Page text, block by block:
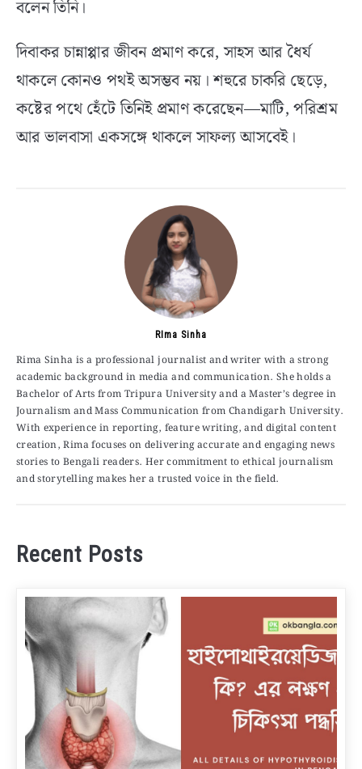
বলেন তিনি।
দিবাকর চান্নাপ্পার জীবন প্রমাণ করে, সাহস আর ধৈর্য
থাকলে কোনও পথই অসম্ভব নয়। শহুরে চাকরি ছেড়ে,
কষ্টের পথে হেঁটে তিনিই প্রমাণ করেছেন—মাটি, পরিশ্রম
আর ভালবাসা একসঙ্গে থাকলে সাফল্য আসবেই।
RIma Sinha
Rima Sinha is a professional journalist and writer with a strong
academic background in media and communication. She holds a
Bachelor of Arts from Tripura University and a Master’s degree in
Journalism and Mass Communication from Chandigarh University.
With experience in reporting, feature writing, and digital content
creation, Rima focuses on delivering accurate and engaging news
stories to Bengali readers. Her commitment to ethical journalism
and storytelling makes her a trusted voice in the field.
Recent Posts